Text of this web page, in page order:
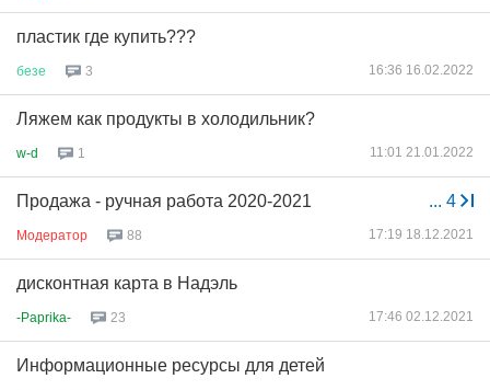
пластик где купить???
безе 3 16:36 16.02.2022
Ляжем как продукты в холодильник?
w-d 1 11:01 21.01.2022
... 4
Продажа - ручная работа 2020-2021
Модератор 88 17:19 18.12.2021
дисконтная карта в Надэль
-Paprika- 23 17:46 02.12.2021
Информационные ресурсы для детей